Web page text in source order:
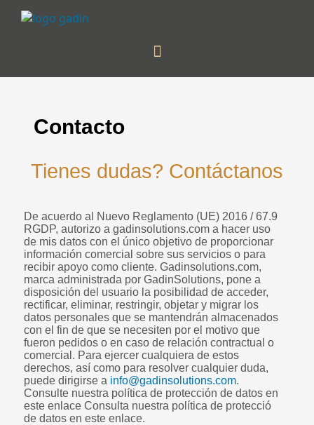
Contacto
Tienes dudas? Contáctanos
De acuerdo al Nuevo Reglamento (UE) 2016 / 67.9
RGDP, autorizo a gadinsolutions.com a hacer uso
de mis datos con el único objetivo de proporcionar
información comercial sobre sus servicios o para
recibir apoyo como cliente. Gadinsolutions.com,
marca administrada por GadinSolutions, pone a
disposición del usuario la posibilidad de acceder,
rectificar, eliminar, restringir, objetar y migrar los
datos personales que se mantendrán almacenados
con el fin de que se necesiten por el motivo que
fueron pedidos o en caso de relación contractual o
comercial. Para ejercer cualquiera de estos
derechos, así como para resolver cualquier duda,
puede dirigirse a info@gadinsolutions.com.
Consulte nuestra política de protección de datos en
este enlace Consulta nuestra política de protecció
de datos en este enlace.